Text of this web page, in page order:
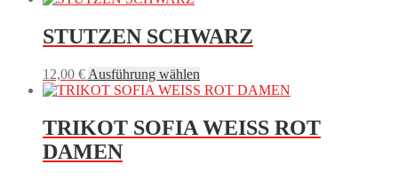
mehrere
Varianten
Die
Optionen
auf
der
STUTZEN SCHWARZ
12,00 € Ausführung wählen
Produkt
mehrere
Varianten
TRIKOT SOFIA WEISS ROT
DAMEN